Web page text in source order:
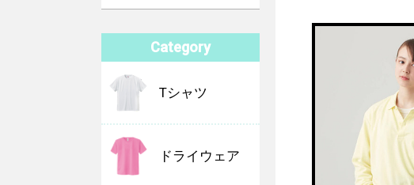
Category
Tシャツ
ドライウェア